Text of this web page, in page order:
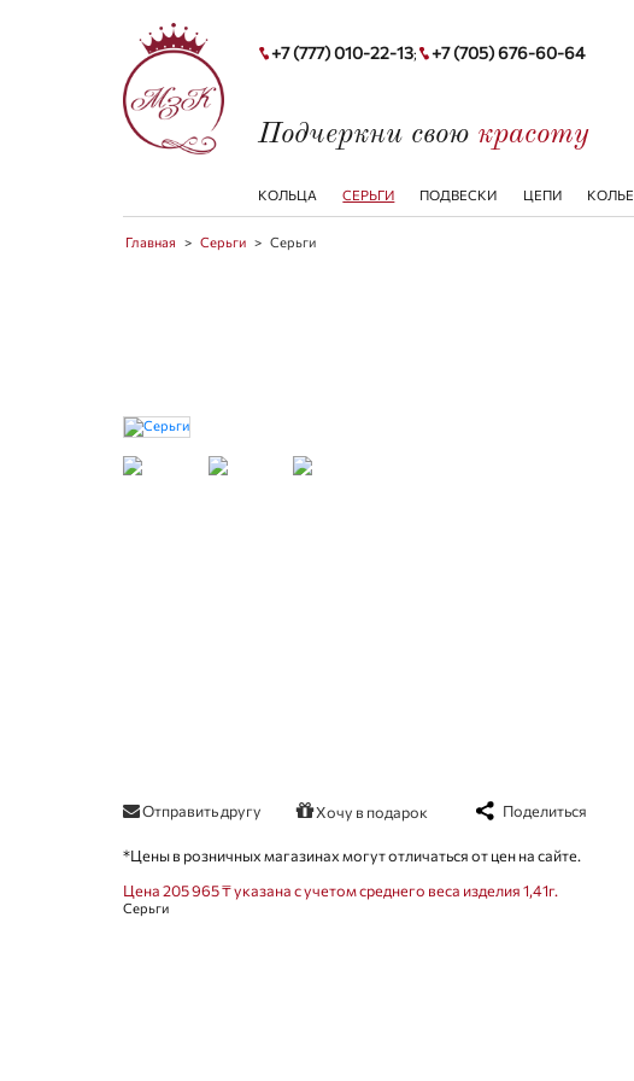
+7 (777) 010-22-13; +7 (705) 676-60-64
Подчеркни свою красоту
КОЛЬЦА СЕРЬГИ ПОДВЕСКИ ЦЕПИ КОЛЬЕ
Главная > Серьги > Серьги
Отправить другу Хочу в подарок Поделиться
*Цены в розничных магазинах могут отличаться от цен на сайте.
Цена 205 965 ₸ указана с учетом среднего веса изделия 1,41г.
Серьги